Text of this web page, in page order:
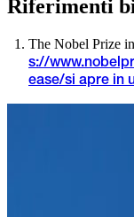
Riferimenti
The Nobel Prize
s://
ease/si apre in